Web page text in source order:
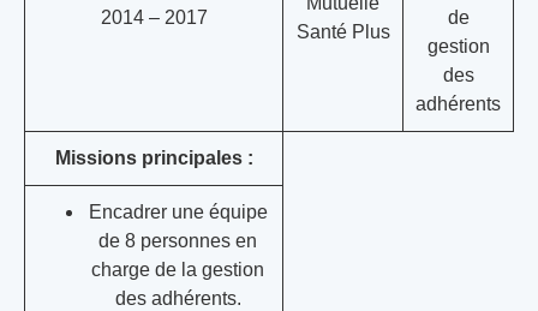
2014 – 2017
Santé Plus
de
gestion
des
adhérents
Missions principales :
Encadrer une équipe
de 8 personnes en
charge de la gestion
des adhérents.